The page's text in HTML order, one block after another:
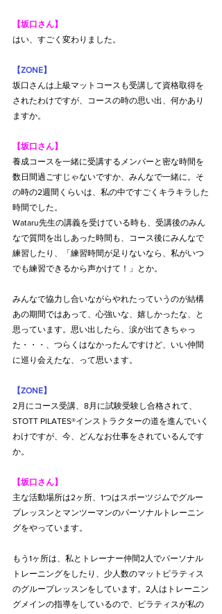
【坂口さん】
はい、すごく変わりました。
【ZONE】
坂口さんは上級マットコースも受講して資格取得を
されたわけですが、コースの時の思い出、何かあり
ますか。
【坂口さん】
養成コースを一緒に受講するメンバーと密な時間を
数日間過ごすじゃないですか、みんなで一緒に。そ
の時の2週間くらいは、私の中ですごくキラキラした
時間でした。
Wataru先生の講義を受けている時も、受講後のみん
なで質問を出しあった時間も、コース後にみんなで
練習したり、「練習時間が足りないなら、私がいつ
でも練習できるから声かけて！」とか。
みんなで協力し合いながらやれたっていうのが結構
あの期間ではあって、心強いな、嬉しかったな、と
思っています。思い出したら、涙が出てきちゃっ
た・・・、つらくはなかったんですけど、いい仲間
に巡り会えたな、って思います。
【ZONE】
2月にコース受講、8月に試験受験し合格されて、
STOTT PILATES®インストラクターの道を進んでいく
わけですが、今、どんなお仕事をされているんです
か。
【坂口さん】
主な活動場所は2ヶ所、1つはスポーツジムでグルー
プレッスンとマンツーマンのパーソナルトレーニン
グをやっています。
もう1ヶ所は、私とトレーナー仲間2人でパーソナル
トレーニングをしたり、少人数のマットピラティス
のグループレッスンをしています。2人はトレーニン
グメインの指導をしているので、ピラティスが私の